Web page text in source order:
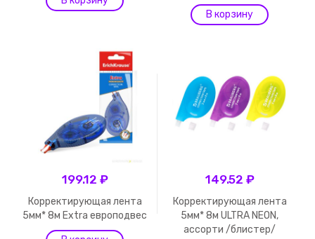
199.12 ₽
Корректирующая лента
5мм* 8м Extra европодвес
149.52 ₽
Корректирующая лента
5мм* 8м ULTRA NEON,
ассорти /блистер/